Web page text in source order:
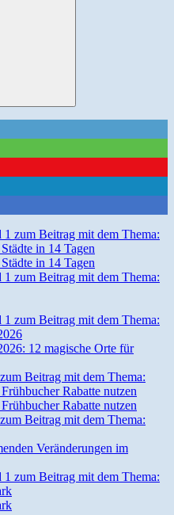
in 14 Tagen
12 magische Orte für
Rabatte nutzen
Veränderungen im